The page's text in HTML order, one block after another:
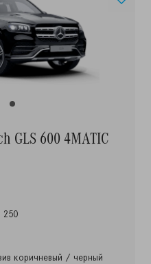
GLS 600 4MATIC
250
коричневый / черный